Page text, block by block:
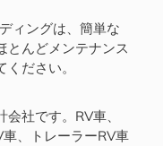
ィングは、簡単な
とんどメンテナンス
ださい。
社です。RV車、
、トレーラーRV車